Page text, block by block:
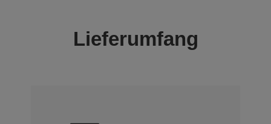
Lieferumfang